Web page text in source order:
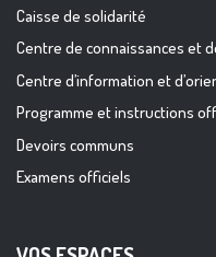
Caisse de solidarité
Centre de connaissances et
Centre d’information et
Programme et instructions
Devoirs communs
Examens officiels